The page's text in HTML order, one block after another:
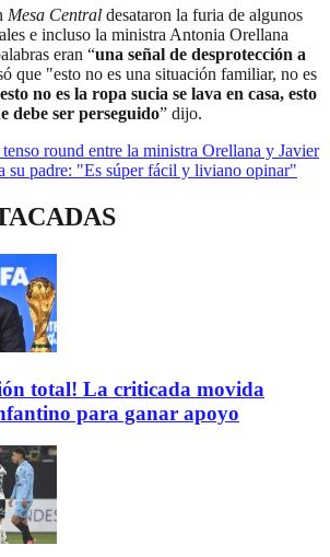
Mesa Central desataron la furia de algunos
e incluso la ministra Antonia Orellana
eran “una señal de desprotección a
que "esto no es una situación familiar, no es
esto no es la ropa sucia se lava en casa, esto
debe ser perseguido” dijo.
round entre la ministra Orellana y Javier
su padre: "Es súper fácil y liviano opinar"
total! La criticada movida
para ganar apoyo